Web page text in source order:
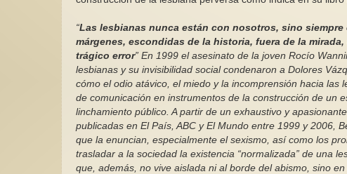
“Las lesbianas nunca están con nosotros, sino
márgenes, escondidas de la historia, fuera de la
trágico error” En 1999 el asesinato de la joven Rocío
lesbianas y su invisibilidad social condenaron a Dolores
cómo el odio atávico, el miedo y la incomprensión hacia
de comunicación en instrumentos de la construcción de un
linchamiento público. A partir de un exhaustivo y
publicadas en El País, ABC y El Mundo entre 1999 y 2006,
que la enuncian, especialmente el sexismo, así como los
trasladar a la sociedad la existencia “normalizada” de una
que, además, no vive aislada ni al borde del abismo, sino